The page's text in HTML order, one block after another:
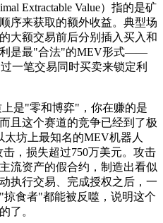
Extractable Value）指的是矿
序来获取的额外收益。典型场
额交易前后分别插入买入和
利是最"合法"的MEV形式——
一笔交易同时买卖来锁定利
是"零和博弈"，你在赚的是
且这个赛道的竞争已经到了极
太坊上最知名的MEV机器人
击，损失超过750万美元。攻击
流资产的假合约，制造出看似
执行交易、完成授权之后，一
食者"都能被反噬，说明这个
了。